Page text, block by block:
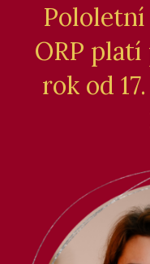
Pololetní
ORP
rok od